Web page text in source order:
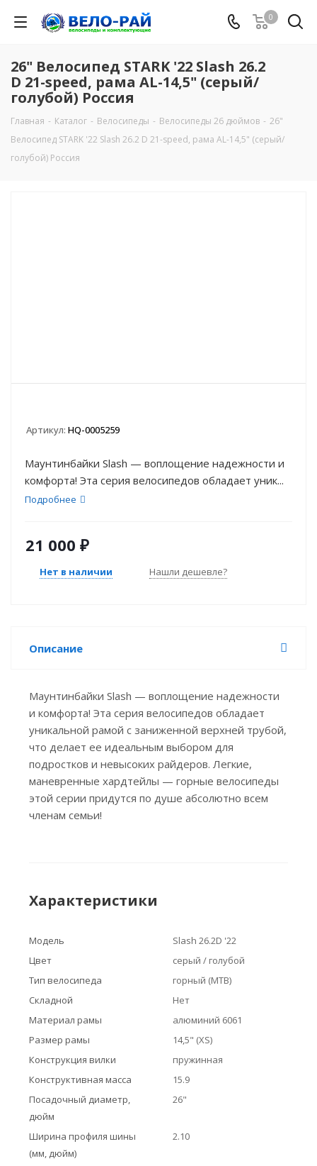
0
26" Велосипед STARK '22 Slash 26.2
D 21-speed, рама AL-14,5" (серый/
голубой) Россия
Главная - Каталог - Велосипеды - Велосипеды 26 дюймов - 26"
Велосипед STARK '22 Slash 26.2 D 21-speed, рама AL-14,5" (серый/
голубой) Россия
Артикул: HQ-0005259
Маунтинбайки Slash — воплощение надежности и
комфорта! Эта серия велосипедов обладает уник...
Подробнее
21 000 ₽
Нет в наличии Нашли дешевле?
Описание
Маунтинбайки Slash — воплощение надежности
и комфорта! Эта серия велосипедов обладает
уникальной рамой с заниженной верхней трубой,
что делает ее идеальным выбором для
подростков и невысоких райдеров. Легкие,
маневренные хардтейлы — горные велосипеды
этой серии придутся по душе абсолютно всем
членам семьи!
Характеристики
Модель
Slash 26.2D '22
Цвет
серый / голубой
Тип велосипеда
горный (MTB)
Складной
Нет
Материал рамы
алюминий 6061
Размер рамы
14,5" (XS)
Конструкция вилки
пружинная
Конструктивная масса
15.9
Посадочный диаметр,
дюйм
26"
Ширина профиля шины
(мм, дюйм)
2.10